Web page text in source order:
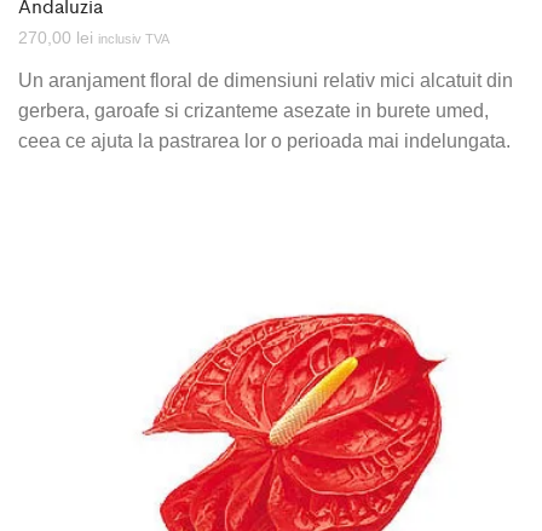
270,00 lei inclusiv TVA
Un aranjament floral de dimensiuni relativ mici alcatuit din
gerbera, garoafe si crizanteme asezate in burete umed,
ceea ce ajuta la pastrarea lor o perioada mai indelungata.